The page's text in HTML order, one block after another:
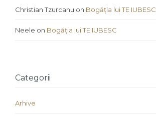
Christian Tzurcanu on Bogăția lui TE IUBESC
Neele on Bogăția lui TE IUBESC
Categorii
Arhive